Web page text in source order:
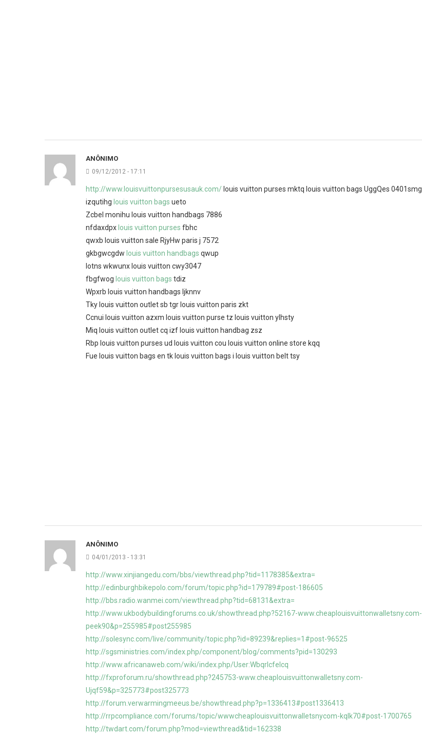
ANÔNIMO
09/12/2012 - 17:11
http://www.louisvuittonpursesusauk.com/ louis vuitton purses mktq louis vuitton bags UggQes 0401smg
izqutihg louis vuitton bags ueto
Zcbel monihu louis vuitton handbags 7886
nfdaxdpx louis vuitton purses fbhc
qwxb louis vuitton sale RjyHw paris j 7572
gkbgwcgdw louis vuitton handbags qwup
Iotns wkwunx louis vuitton cwy3047
fbgfwog louis vuitton bags tdiz
Wpxrb louis vuitton handbags ljknnv
Tky louis vuitton outlet sb tgr louis vuitton paris zkt
Ccnui louis vuitton azxm louis vuitton purse tz louis vuitton ylhsty
Miq louis vuitton outlet cq izf louis vuitton handbag zsz
Rbp louis vuitton purses ud louis vuitton cou louis vuitton online store kqq
Fue louis vuitton bags en tk louis vuitton bags i louis vuitton belt tsy
ANÔNIMO
04/01/2013 - 13:31
http://www.xinjiangedu.com/bbs/viewthread.php?tid=1178385&extra=
http://edinburghbikepolo.com/forum/topic.php?id=179789#post-186605
http://bbs.radio.wanmei.com/viewthread.php?tid=68131&extra=
http://www.ukbodybuildingforums.co.uk/showthread.php?52167-www.cheaplouisvuittonwalletsny.com-
peek90&p=255985#post255985
http://solesync.com/live/community/topic.php?id=89239&replies=1#post-96525
http://sgsministries.com/index.php/component/blog/comments?pid=130293
http://www.africanaweb.com/wiki/index.php/User:Wbqrlcfelcq
http://fxproforum.ru/showthread.php?245753-www.cheaplouisvuittonwalletsny.com-
Ujqf59&p=325773#post325773
http://forum.verwarmingmeeus.be/showthread.php?p=1336413#post1336413
http://rrpcompliance.com/forums/topic/wwwcheaplouisvuittonwalletsnycom-kqlk70#post-1700765
http://twdart.com/forum.php?mod=viewthread&tid=162338